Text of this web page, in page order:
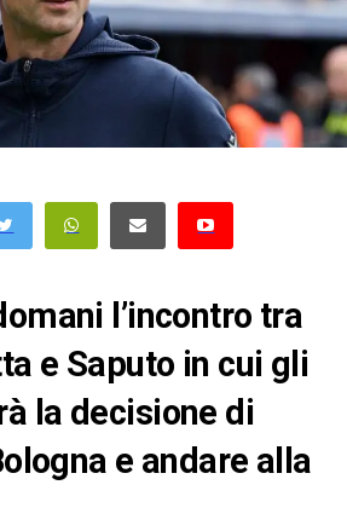
l’incontro tra
e Saputo in cui gli
la decisione di
e andare alla